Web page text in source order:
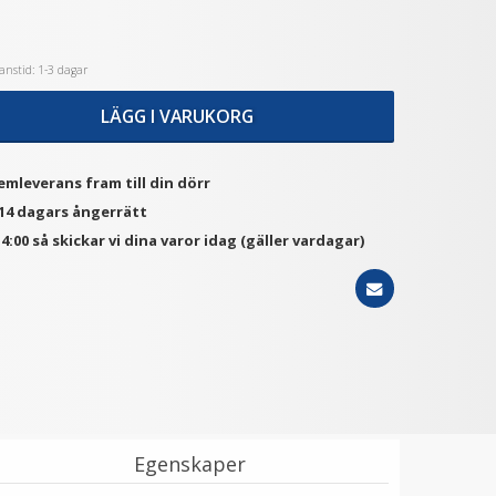
JJC OC-S1 Seriens
kameraväska - För
spegellösa DSLR Rosa
★ ★★
LÄGG I VARUKORG
Step Up Ring 37-58mm -
Gör filtergängan större
1-3 dagar
LÄGG I VARUKORG
fram till din dörr
dagars ångerrätt
så skickar vi dina varor idag (gäller vardagar)
Egenskaper